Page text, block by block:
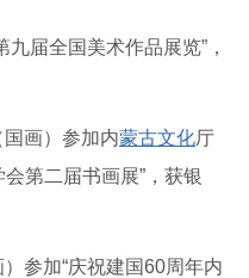
届全国美术作品展览”，
画）参加内蒙古文化厅
第二届书画展”，获银
参加“庆祝建国60周年内